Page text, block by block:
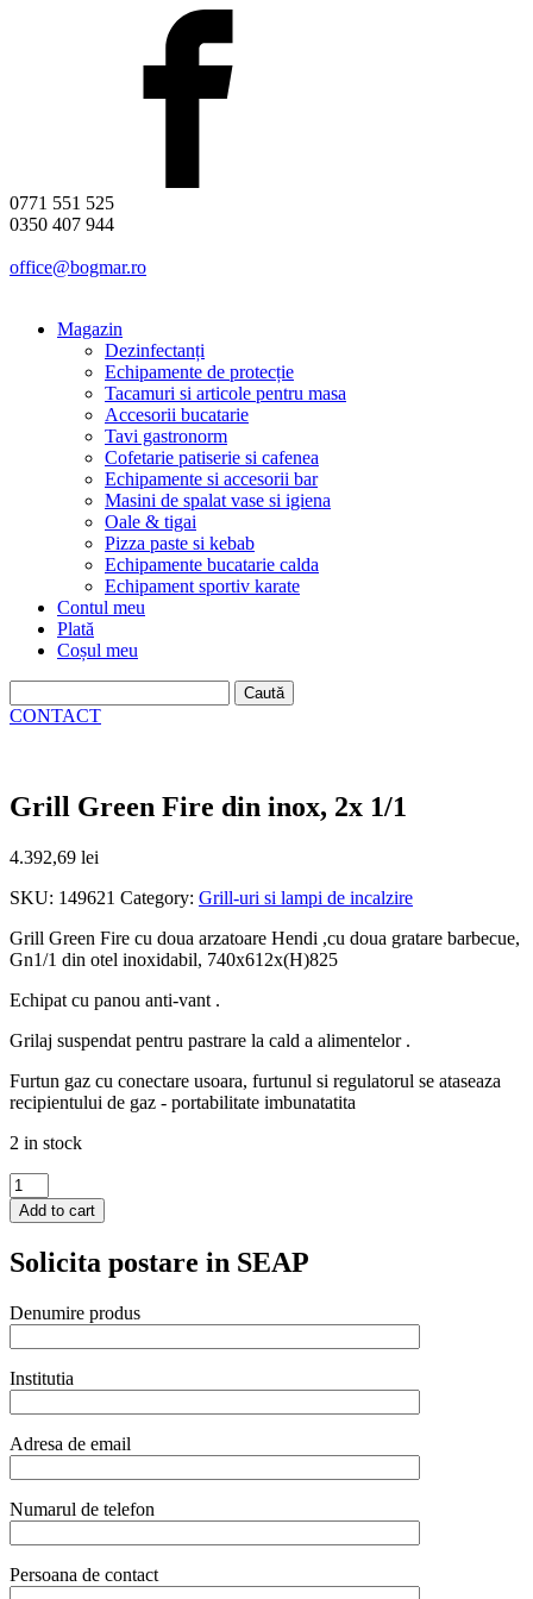
0771 551 525
0350 407 944
office@bogmar.ro
Magazin
Dezinfectanți
Echipamente de protecție
Tacamuri si articole pentru masa
Accesorii bucatarie
Tavi gastronorm
Cofetarie patiserie si cafenea
Echipamente si accesorii bar
Masini de spalat vase si igiena
Oale & tigai
Pizza paste si kebab
Echipamente bucatarie calda
Echipament sportiv karate
Contul meu
Plată
Coșul meu
după:
CONTACT
Grill Green Fire din inox, 2x 1/1
4.392,69 lei
SKU: 149621 Category: Grill-uri si lampi de incalzire
Grill Green Fire cu doua arzatoare Hendi ,cu doua gratare barbecue,
Gn1/1 din otel inoxidabil, 740x612x(H)825
Echipat cu panou anti-vant .
Grilaj suspendat pentru pastrare la cald a alimentelor .
Furtun gaz cu conectare usoara, furtunul si regulatorul se ataseaza
recipientului de gaz - portabilitate imbunatatita
2 in stock
Grill
Green
Fire
inox,
1/1
quantity
Add to cart
Solicita postare in SEAP
Denumire produs
Institutia
Adresa de email
Numarul de telefon
Persoana de contact